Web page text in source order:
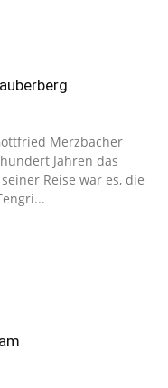
Merzbacher
Jahren das
Reise war es, die